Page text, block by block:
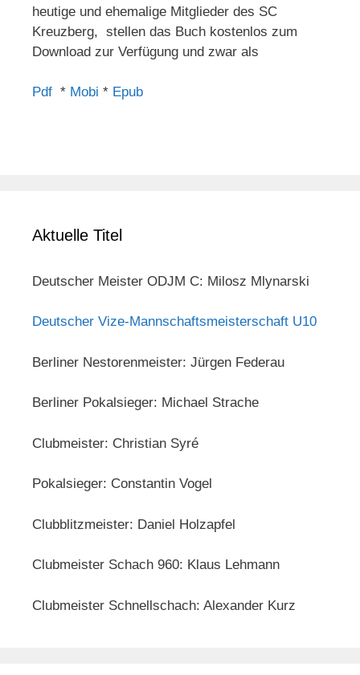
heutige und ehemalige Mitglieder des SC
Kreuzberg, stellen das Buch kostenlos zum
Download zur Verfügung und zwar als
Pdf * Mobi * Epub
Aktuelle Titel
Deutscher Meister ODJM C: Milosz Mlynarski
Deutscher Vize-Mannschaftsmeisterschaft U10
Berliner Nestorenmeister: Jürgen Federau
Berliner Pokalsieger: Michael Strache
Clubmeister: Christian Syré
Pokalsieger: Constantin Vogel
Clubblitzmeister: Daniel Holzapfel
Clubmeister Schach 960: Klaus Lehmann
Clubmeister Schnellschach: Alexander Kurz